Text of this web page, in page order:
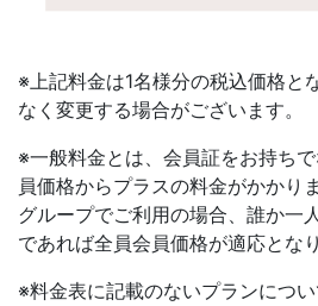
※上記料金は1名様分の税込価格と
なく変更する場合がございます。
※一般料金とは、会員証をお持ち
員価格からプラスの料金がかかりま
グループでご利用の場合、誰か一
であれば全員会員価格が適応となり
※料金表に記載のないプランにつ